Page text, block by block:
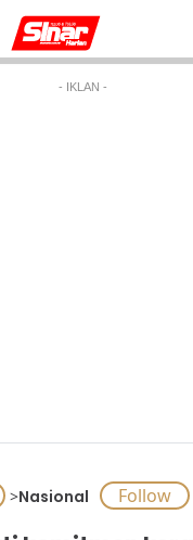
- IKLAN -
>Nasional